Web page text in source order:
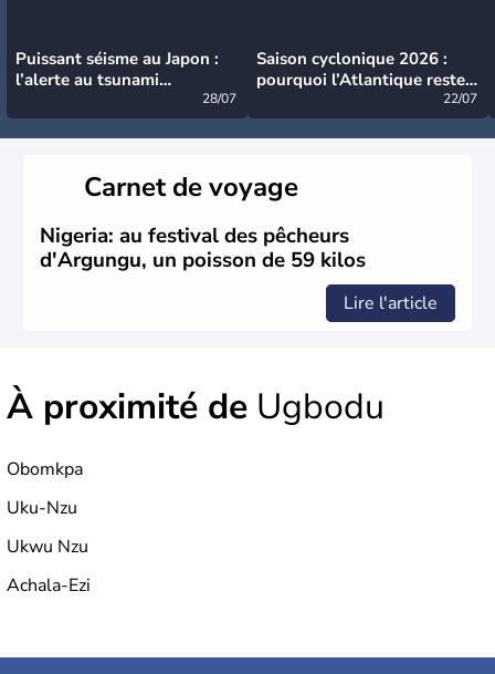
Puissant séisme au Japon :
l’alerte au tsunami
28/07
Saison cyclonique 2026 :
pourquoi l’Atlantique reste
22/07
Carnet de voyage
Nigeria: au festival des pêcheurs
d'Argungu, un poisson de 59 kilos
Lire l'article
À proximité de Ugbodu
Obomkpa
Uku-Nzu
Ukwu Nzu
Achala-Ezi